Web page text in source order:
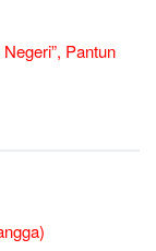
Pantun